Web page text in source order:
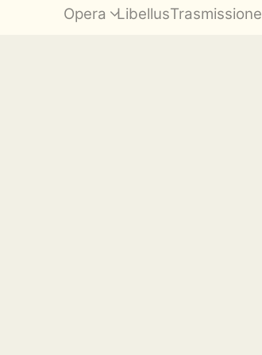
Opera LibellusTrasmissione